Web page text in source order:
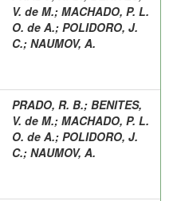
V. de M.; MACHADO, P. L.
O. de A.; POLIDORO, J.
C.; NAUMOV, A.
PRADO, R. B.; BENITES,
V. de M.; MACHADO, P. L.
O. de A.; POLIDORO, J.
C.; NAUMOV, A.